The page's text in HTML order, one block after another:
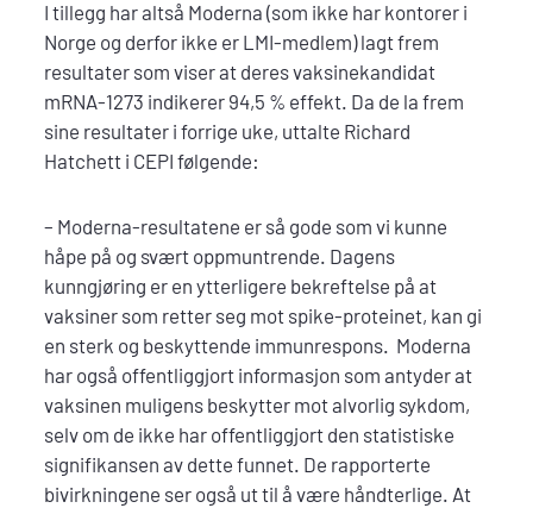
I tillegg har altså Moderna (som ikke har kontorer i
Norge og derfor ikke er LMI-medlem) lagt frem
resultater som viser at deres vaksinekandidat
mRNA-1273 indikerer 94,5 % effekt. Da de la frem
sine resultater i forrige uke, uttalte Richard
Hatchett i CEPI følgende:
– Moderna-resultatene er så gode som vi kunne
håpe på og svært oppmuntrende. Dagens
kunngjøring er en ytterligere bekreftelse på at
vaksiner som retter seg mot spike-proteinet, kan gi
en sterk og beskyttende immunrespons. Moderna
har også offentliggjort informasjon som antyder at
vaksinen muligens beskytter mot alvorlig sykdom,
selv om de ikke har offentliggjort den statistiske
signifikansen av dette funnet. De rapporterte
bivirkningene ser også ut til å være håndterlige. At